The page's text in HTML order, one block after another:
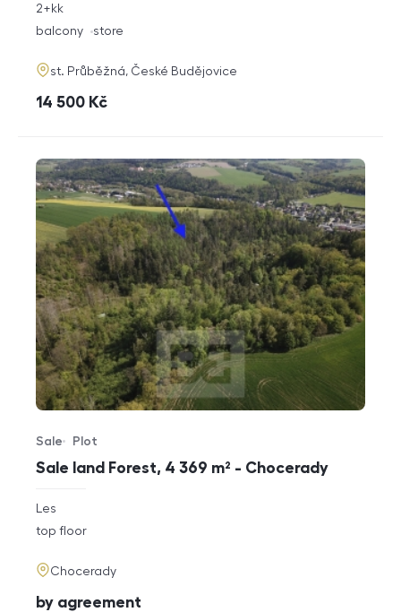
rozměry
2+kk
funkce
balcony store
adresa
st. Průběžná, České Budějovice
cena
14 500 Kč
Sale land Forest, 4 369 m² - Chocerady
Offer type
Sale
Property type
Plot
rozměry
Les
funkce
top floor
adresa
Chocerady
cena
by agreement